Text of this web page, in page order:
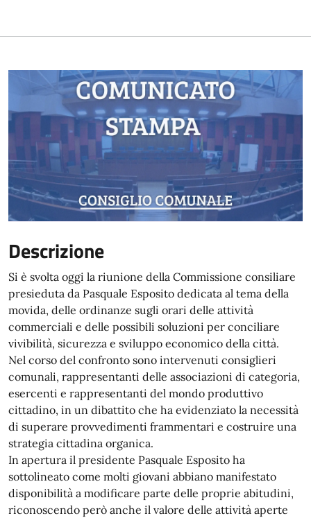
Descrizione
Si è svolta oggi la riunione della Commissione consiliare
presieduta da Pasquale Esposito dedicata al tema della
movida, delle ordinanze sugli orari delle attività
commerciali e delle possibili soluzioni per conciliare
vivibilità, sicurezza e sviluppo economico della città.
Nel corso del confronto sono intervenuti consiglieri
comunali, rappresentanti delle associazioni di categoria,
esercenti e rappresentanti del mondo produttivo
cittadino, in un dibattito che ha evidenziato la necessità
di superare provvedimenti frammentari e costruire una
strategia cittadina organica.
In apertura il presidente Pasquale Esposito ha
sottolineato come molti giovani abbiano manifestato
disponibilità a modificare parte delle proprie abitudini,
riconoscendo però anche il valore delle attività aperte